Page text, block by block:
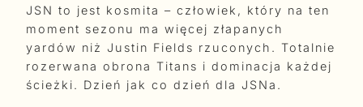
JSN to jest kosmita – człowiek, który na ten
moment sezonu ma więcej złapanych
yardów niż Justin Fields rzuconych. Totalnie
rozerwana obrona Titans i dominacja każdej
ścieżki. Dzień jak co dzień dla JSNa.